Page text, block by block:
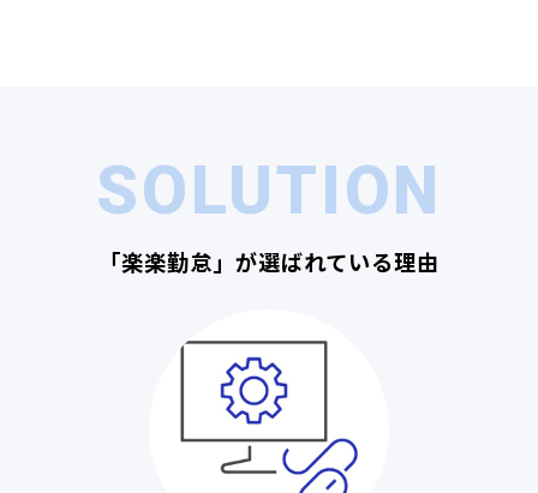
SOLUTION
「楽楽勤怠」が選ばれている理由